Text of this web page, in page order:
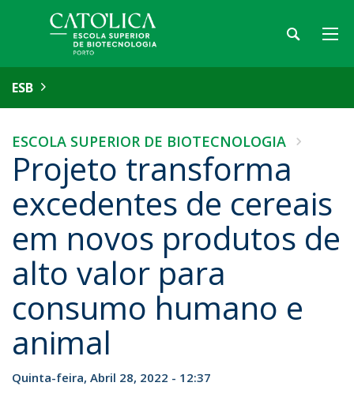
ESB
ESCOLA SUPERIOR DE BIOTECNOLOGIA
Projeto transforma
excedentes de cereais
em novos produtos de
alto valor para
consumo humano e
animal
Quinta-feira, Abril 28, 2022 - 12:37